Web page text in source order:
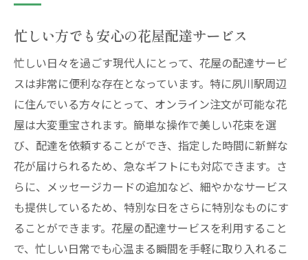
忙しい方でも安心の花屋配達サービス
忙しい日々を過ごす現代人にとって、花屋の配達サービ
スは非常に便利な存在となっています。特に夙川駅周辺
に住んでいる方々にとって、オンライン注文が可能な花
屋は大変重宝されます。簡単な操作で美しい花束を選
び、配達を依頼することができ、指定した時間に新鮮な
花が届けられるため、急なギフトにも対応できます。さ
らに、メッセージカードの追加など、細やかなサービス
も提供しているため、特別な日をさらに特別なものにす
ることができます。花屋の配達サービスを利用すること
で、忙しい日常でも心温まる瞬間を手軽に取り入れるこ